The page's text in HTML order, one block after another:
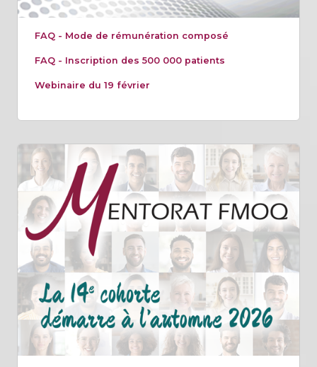
FAQ - Mode de rémunération composé
FAQ - Inscription des 500 000 patients
Webinaire du 19 février